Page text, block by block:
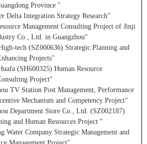
Province "
Delta Integration Strategy Research"
Management Consulting Project of Jinji
Co., Ltd. in Guangzhou"
tech (SZ000636) Strategic Planning and
Projects"
(SH600325) Human Resource
Project"
TV Station Post Management, Performance
Mechanism and Competency Project"
Department Store Co., Ltd. (SZ002187)
and Human Resources Project "
Water Company Strategic Management and